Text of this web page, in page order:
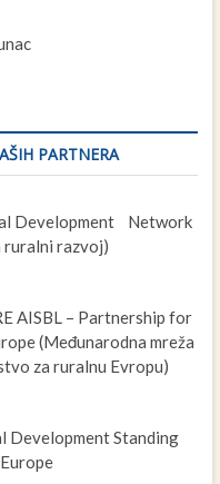
PARTNERA
Development Network
ruralni razvoj)
AISBL – Partnership for
(Međunarodna mreža
za ruralnu Evropu)
Development Standing